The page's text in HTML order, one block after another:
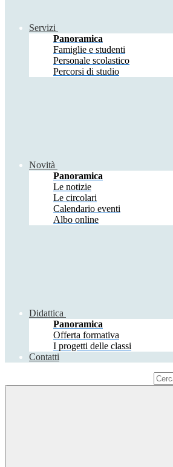
Servizi
Panoramica
Famiglie e studenti
Personale scolastico
Percorsi di studio
Novità
Panoramica
Le notizie
Le circolari
Calendario eventi
Albo online
Didattica
Panoramica
Offerta formativa
I progetti delle classi
Contatti